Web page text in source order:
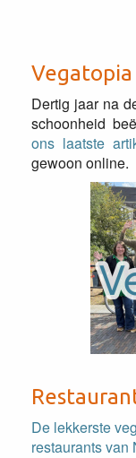
Dertig jaar na
schoonheid
ons laatste
gewoon online.
De lekkerste
restaurants